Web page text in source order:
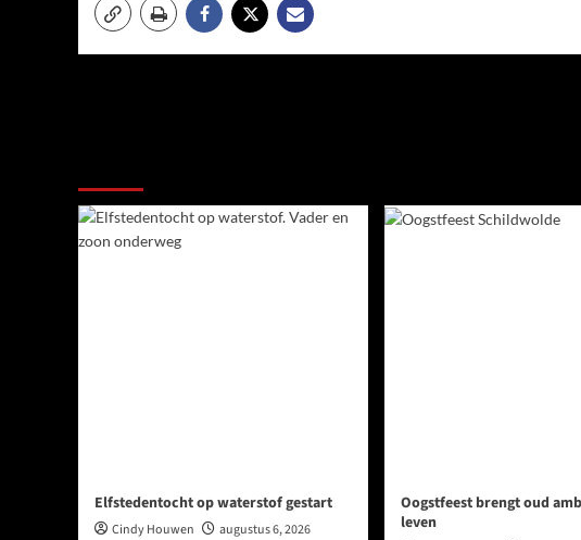
Elfstedentocht op waterstof gestart
Cindy Houwen augustus 6, 2026
Oogstfeest brengt oud
leven